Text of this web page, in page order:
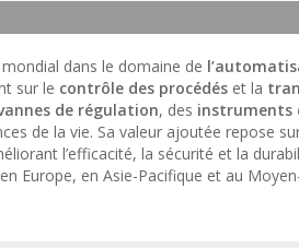
dans le domaine de
sur le contrôle des procédés et la
de régulation, des instruments
de la vie. Sa valeur ajoutée repose
l’efficacité, la sécurité et la
Europe, en Asie-Pacifique et au